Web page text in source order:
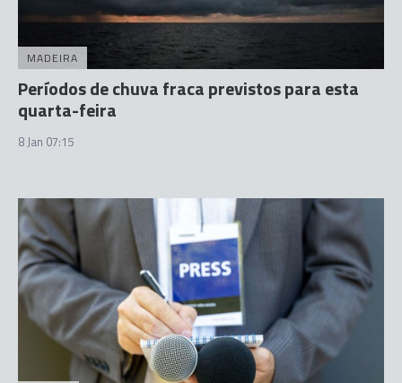
MADEIRA
Períodos de chuva fraca previstos para esta
quarta-feira
8 Jan 07:15